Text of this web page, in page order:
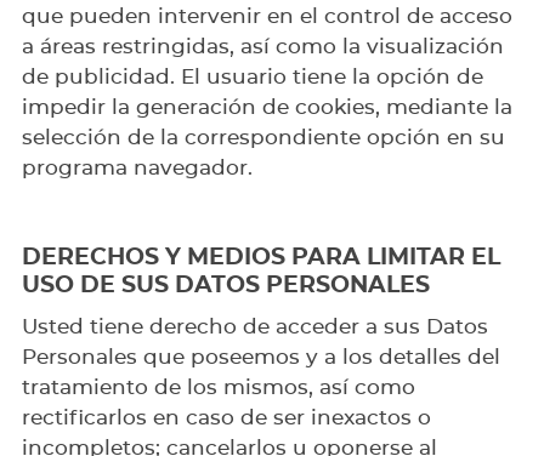
que pueden intervenir en el control de acceso
a áreas restringidas, así como la visualización
de publicidad. El usuario tiene la opción de
impedir la generación de cookies, mediante la
selección de la correspondiente opción en su
programa navegador.
DERECHOS Y MEDIOS PARA LIMITAR EL
USO DE SUS DATOS PERSONALES
Usted tiene derecho de acceder a sus Datos
Personales que poseemos y a los detalles del
tratamiento de los mismos, así como
rectificarlos en caso de ser inexactos o
incompletos; cancelarlos u oponerse al